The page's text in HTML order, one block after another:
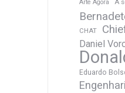
Arte Agora A
CHAT
Daniel
Eduardo